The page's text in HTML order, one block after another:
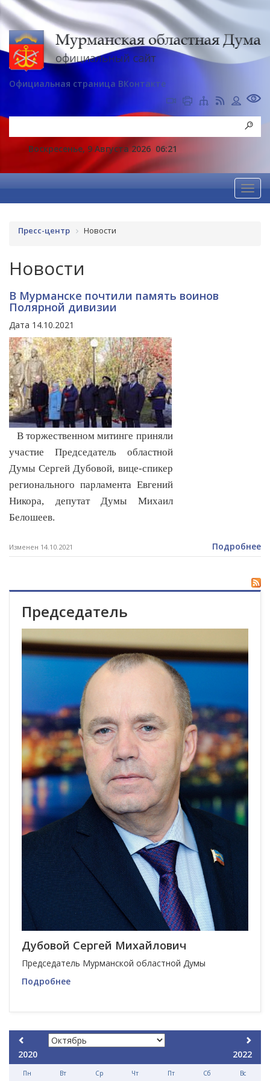
Официальная страница ВКонтакте
Воскресенье, 9 Августа 2026 06:21
Пресс-центр Новости
Новости
В Мурманске почтили память воинов
Полярной дивизии
Дата 14.10.2021
В торжественном митинге приняли
участие Председатель областной
Думы Сергей Дубовой, вице-спикер
регионального парламента Евгений
Никора, депутат Думы Михаил
Белошеев.
Изменен 14.10.2021 Подробнее
Председатель
Дубовой Сергей Михайлович
Председатель Мурманской областной Думы
Подробнее
2020 2022
Пн Вт Ср Чт Пт Сб Вс